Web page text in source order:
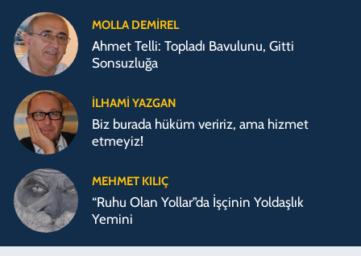
MOLLA DEMIREL
Ahmet Telli: Topladı Bavulunu, Gitti
Sonsuzluğa
İLHAMI YAZGAN
Biz burada hüküm veririz, ama hizmet
etmeyiz!
MEHMET KILIÇ
“Ruhu Olan Yollar”da İşçinin Yoldaşlık
Yemini